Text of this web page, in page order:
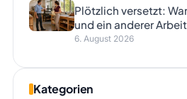
Plötzlich versetzt:
und ein anderer
6. August 2026
Kategorien